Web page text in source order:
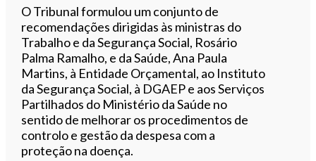
O Tribunal formulou um conjunto de
recomendações dirigidas às ministras do
Trabalho e da Segurança Social, Rosário
Palma Ramalho, e da Saúde, Ana Paula
Martins, à Entidade Orçamental, ao Instituto
da Segurança Social, à DGAEP e aos Serviços
Partilhados do Ministério da Saúde no
sentido de melhorar os procedimentos de
controlo e gestão da despesa com a
proteção na doença.